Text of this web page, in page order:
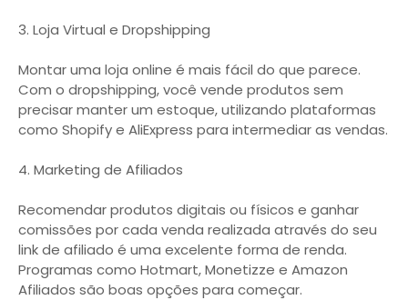
3. Loja Virtual e Dropshipping
Montar uma loja online é mais fácil do que parece.
Com o dropshipping, você vende produtos sem
precisar manter um estoque, utilizando plataformas
como Shopify e AliExpress para intermediar as vendas.
4. Marketing de Afiliados
Recomendar produtos digitais ou físicos e ganhar
comissões por cada venda realizada através do seu
link de afiliado é uma excelente forma de renda.
Programas como Hotmart, Monetizze e Amazon
Afiliados são boas opções para começar.